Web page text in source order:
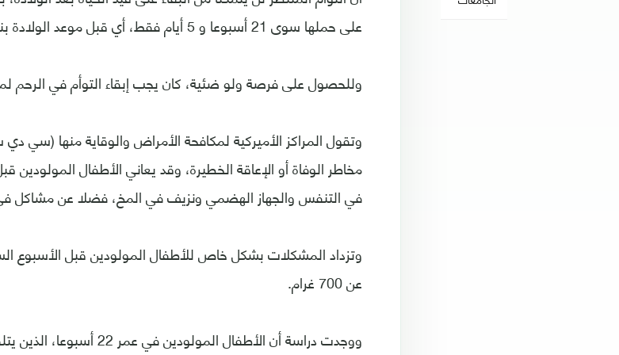
على حملها سوى 21 أسبوعا و 5 أيام فقط، أي قبل موعد الولادة بنحو أربعة أشهر.
وللحصول على فرصة ولو ضئية، كان يجب إبقاء التوأم في الرحم
وتقول المراكز الأميركية لمكافحة الأمراض والوقاية منها (سي
في التنفس والجهاز الهضمي ونزيف في المخ، فضلا عن مشاكل
وتزداد المشكلات بشكل خاص للأطفال المولودين قبل الأسبوع
عن 700 غرام.
ووجدت دراسة أن الأطفال